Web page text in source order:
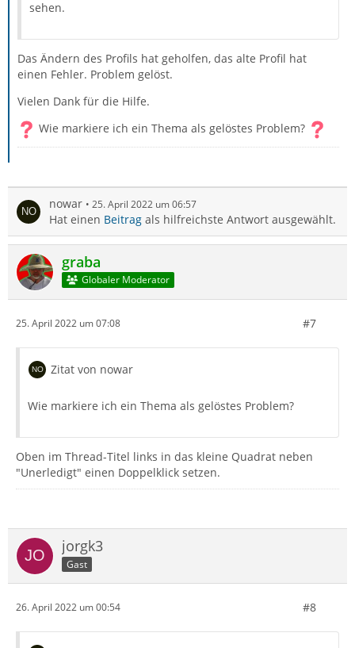
sehen.
Das Ändern des Profils hat geholfen, das alte Profil hat
einen Fehler. Problem gelöst.
Vielen Dank für die Hilfe.
Wie markiere ich ein Thema als gelöstes Problem?
nowar 25. April 2022 um 06:57
Hat einen Beitrag als hilfreichste Antwort ausgewählt.
graba
Globaler Moderator
25. April 2022 um 07:08 #7
Zitat von nowar
Wie markiere ich ein Thema als gelöstes Problem?
Oben im Thread-Titel links in das kleine Quadrat neben
"Unerledigt" einen Doppelklick setzen.
jorgk3
Gast
26. April 2022 um 00:54 #8